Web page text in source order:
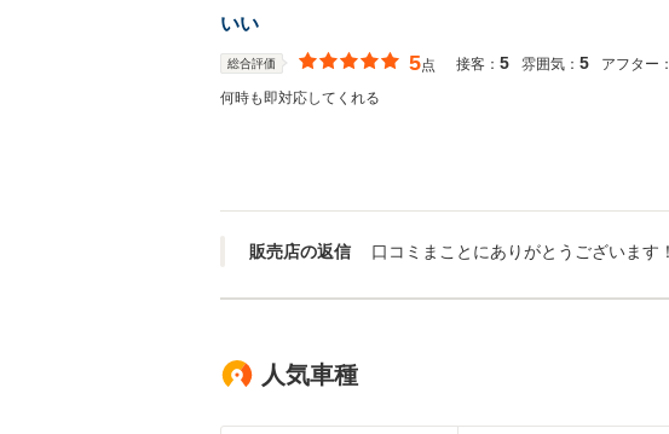
いい
総合評価 5点 接客： 5 雰囲気： 5 アフター：
何時も即対応してくれる
販売店の返信
人気車種